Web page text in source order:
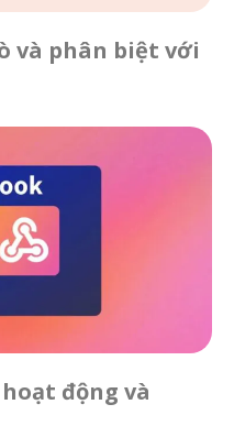
và phân biệt với
động và